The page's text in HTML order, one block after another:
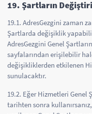
19. Şartların
19.1. AdresGezgini zaman
Şartlarda değişiklik
AdresGezgini Genel
sayfalarından erişilebilir
değişikliklerden etkilenen
sunulacaktır.
19.2. Eğer Hizmetleri Genel
tarihten sonra